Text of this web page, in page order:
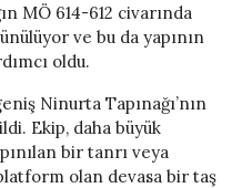
MÖ 614-612 civarında
ve bu da yapının
oldu.
Ninurta Tapınağı’nın
Ekip, daha büyük
bir tanrı veya
olan devasa bir taş